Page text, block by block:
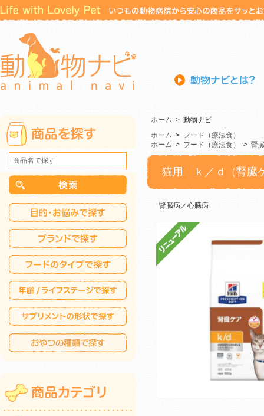
ホーム > 動物ナビ
ホーム > フード（療法食）
ホーム > フード（療法食） > 腎
猫用 ｋ／ｄ（腎臓
腎臓病／心臓病